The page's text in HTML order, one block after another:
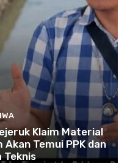
Klaim Material
Akan Temui PPK dan
Teknis